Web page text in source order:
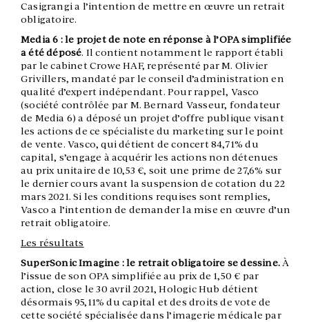
Casigrangi a l’intention de mettre en œuvre un retrait
obligatoire.
Media 6 : le projet de note en réponse à l’OPA simplifiée
a été déposé. Il contient notamment le rapport établi
par le cabinet Crowe HAF, représenté par M. Olivier
Grivillers, mandaté par le conseil d’administration en
qualité d’expert indépendant. Pour rappel, Vasco
(société contrôlée par M. Bernard Vasseur, fondateur
de Media 6) a déposé un projet d’offre publique visant
les actions de ce spécialiste du marketing sur le point
de vente. Vasco, qui détient de concert 84,71% du
capital, s’engage à acquérir les actions non détenues
au prix unitaire de 10,53 €, soit une prime de 27,6% sur
le dernier cours avant la suspension de cotation du 22
mars 2021. Si les conditions requises sont remplies,
Vasco a l’intention de demander la mise en œuvre d’un
retrait obligatoire.
Les résultats
SuperSonic Imagine : le retrait obligatoire se dessine. À
l’issue de son OPA simplifiée au prix de 1,50 € par
action, close le 30 avril 2021, Hologic Hub détient
désormais 95,11% du capital et des droits de vote de
cette société spécialisée dans l’imagerie médicale par